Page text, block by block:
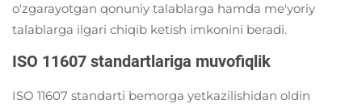
o'zgarayotgan qonuniy talablarga hamda me'yoriy
talablarga ilgari chiqib ketish imkonini beradi.
ISO 11607 standartlariga muvofiqlik
ISO 11607 standarti bemorga yetkazilishidan oldin